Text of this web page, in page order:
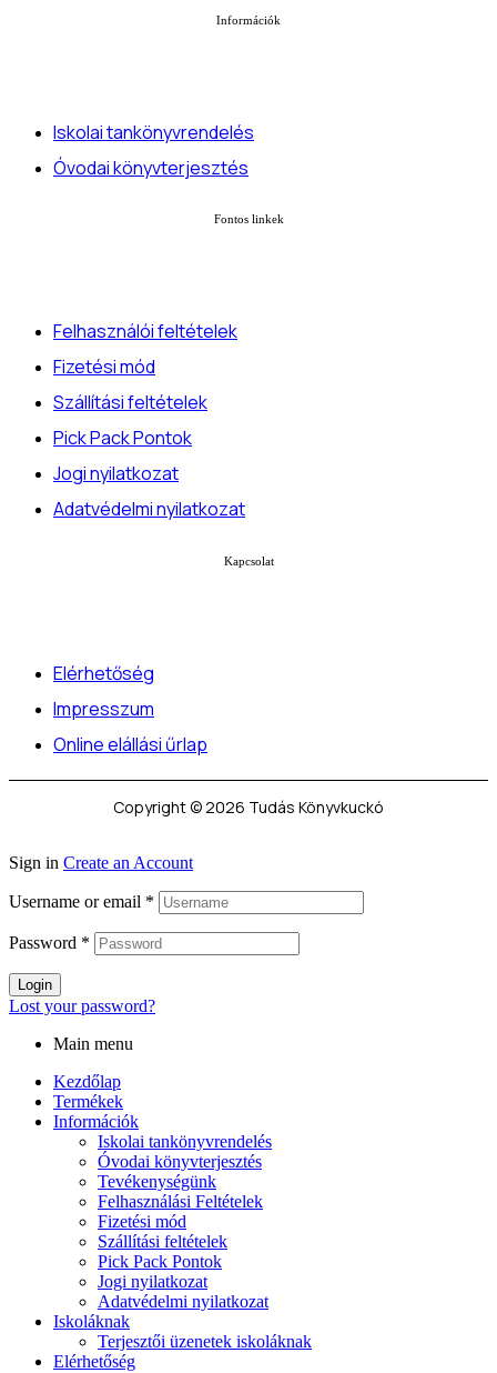
Információk
Iskolai tankönyvrendelés
Óvodai könyvterjesztés
Fontos linkek
Felhasználói feltételek
Fizetési mód
Szállítási feltételek
Pick Pack Pontok
Jogi nyilatkozat
Adatvédelmi nyilatkozat
Kapcsolat
Elérhetőség
Impresszum
Online elállási űrlap
Copyright © 2026 Tudás Könyvkuckó
Sign in Create an Account
Username or email *
Password *
Login
Lost your password?
Main menu
Kezdőlap
Termékek
Információk
Iskolai tankönyvrendelés
Óvodai könyvterjesztés
Tevékenységünk
Felhasználási Feltételek
Fizetési mód
Szállítási feltételek
Pick Pack Pontok
Jogi nyilatkozat
Adatvédelmi nyilatkozat
Iskoláknak
Terjesztői üzenetek iskoláknak
Elérhetőség